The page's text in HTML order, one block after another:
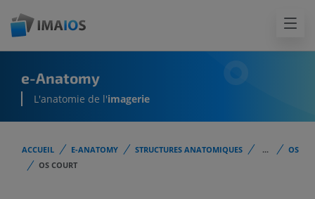
e-Anatomy
L'anatomie de l'imagerie
ACCUEIL E-ANATOMY STRUCTURES ANATOMIQUES ...
OS
OS COURT